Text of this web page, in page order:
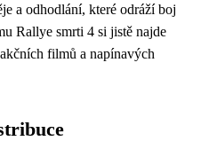
a odhodlání, které odráží boj
Rallye smrti 4 si jistě najde
filmů a napínavých